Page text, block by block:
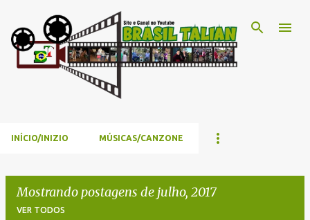
Pular para o conteúdo principal
INÍCIO/INIZIO MÚSICAS/CANZONE
Mostrando postagens de julho, 2017
VER TODOS